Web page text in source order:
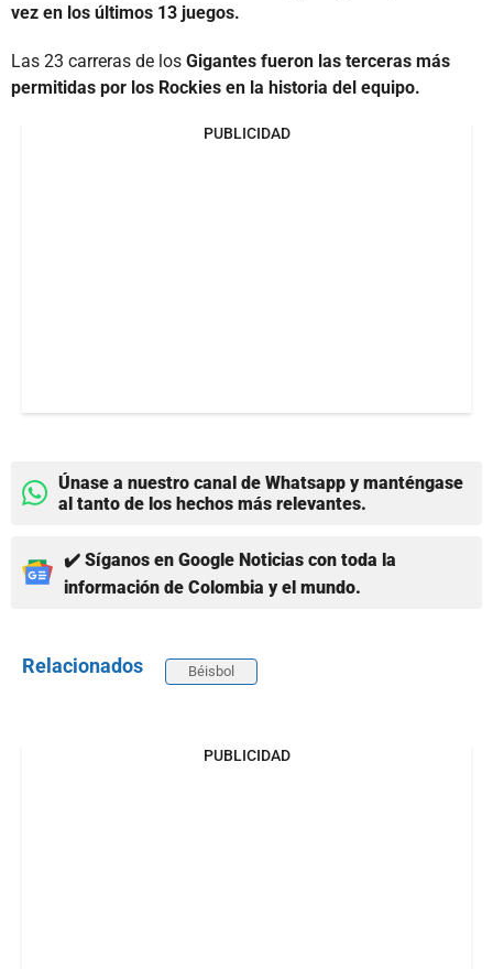
vez en los últimos 13 juegos.
Las 23 carreras de los Gigantes fueron las terceras más
permitidas por los Rockies en la historia del equipo.
PUBLICIDAD
Únase a nuestro canal de Whatsapp y manténgase
al tanto de los hechos más relevantes.
✔️ Síganos en Google Noticias con toda la
información de Colombia y el mundo.
Relacionados Béisbol
PUBLICIDAD